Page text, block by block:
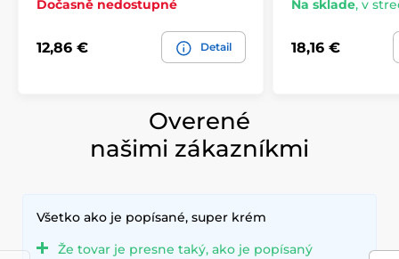
Dočasně nedostupné
12,86 € Detail
Na sklade, v
18,16 €
Overené
našimi zákazníkmi
Všetko ako je popísané, super krém
Že tovar je presne taký, ako je popísaný